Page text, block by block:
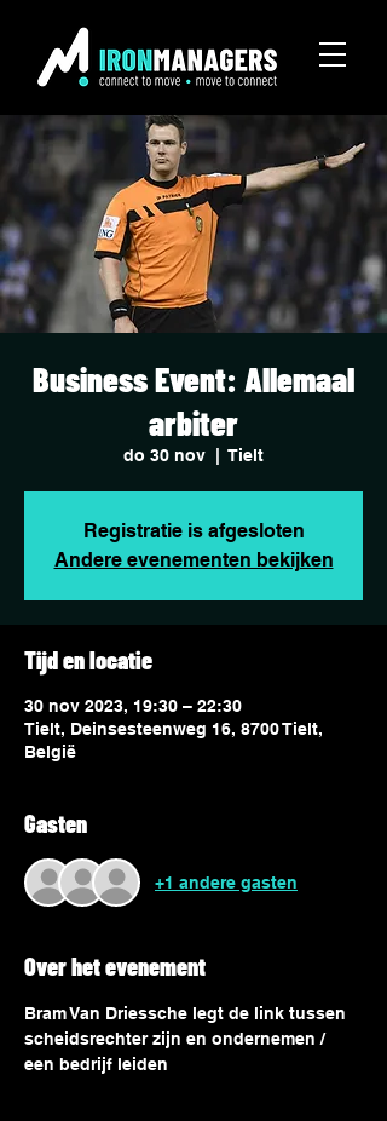
Business Event: Allemaal
arbiter
do 30 nov
  |
Tielt
Registratie is afgesloten
Andere evenementen bekijken
Tijd en locatie
30 nov 2023, 19:30 – 22:30
Tielt, Deinsesteenweg 16, 8700 Tielt,
België
Gasten
+1 andere gasten
Over het evenement
Bram Van Driessche legt de link tussen
scheidsrechter zijn en ondernemen /
een bedrijf leiden